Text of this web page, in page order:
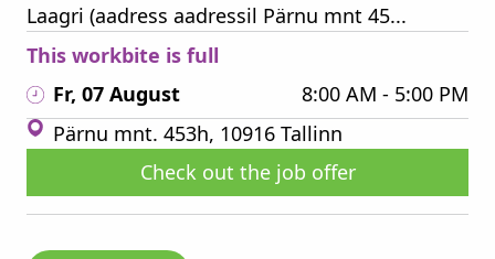
Laagri (aadress aadressil Pärnu mnt 45...
This workbite is full
Fr, 07 August
8:00 AM - 5:00 PM
Pärnu mnt. 453h, 10916 Tallinn
Check out the job offer